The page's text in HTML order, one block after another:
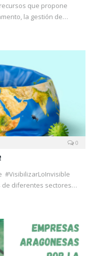
que propone
la gestión de…
0
#VisibilizarLoInvisible
de diferentes sectores…